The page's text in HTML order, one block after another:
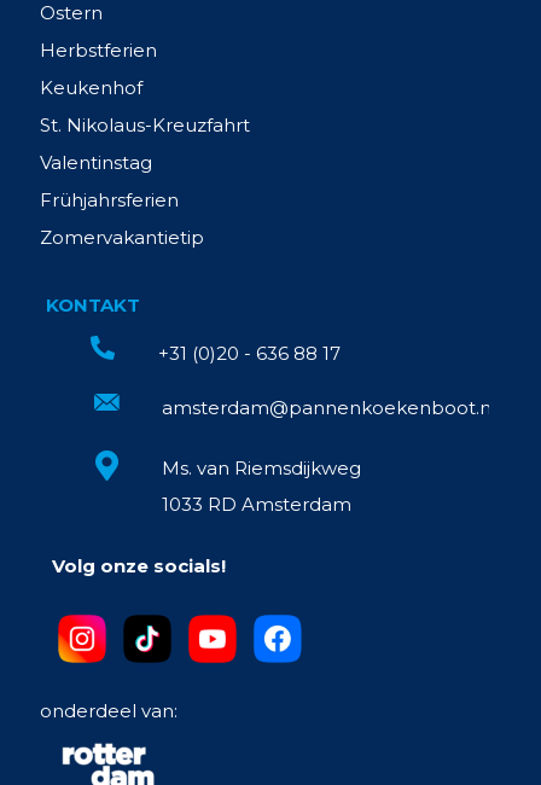
Ostern
Herbstferien
Keukenhof
St. Nikolaus-Kreuzfahrt
Valentinstag
Frühjahrsferien
Zomervakantietip
KONTAKT
+31 (0)20 - 636 88 17
amsterdam@pannenkoekenboot.nl
Ms. van Riemsdijkweg
1033 RD Amsterdam
Volg onze socials!
onderdeel van: